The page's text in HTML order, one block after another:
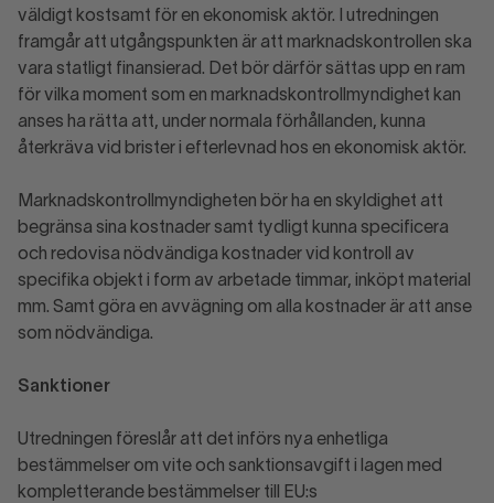
väldigt kostsamt för en ekonomisk aktör. I utredningen
framgår att utgångspunkten är att marknadskontrollen ska
vara statligt finansierad. Det bör därför sättas upp en ram
för vilka moment som en marknadskontrollmyndighet kan
anses ha rätta att, under normala förhållanden, kunna
återkräva vid brister i efterlevnad hos en ekonomisk aktör.
Marknadskontrollmyndigheten bör ha en skyldighet att
begränsa sina kostnader samt tydligt kunna specificera
och redovisa nödvändiga kostnader vid kontroll av
specifika objekt i form av arbetade timmar, inköpt material
mm. Samt göra en avvägning om alla kostnader är att anse
som nödvändiga.
Sanktioner
Utredningen föreslår att det införs nya enhetliga
bestämmelser om vite och sanktionsavgift i lagen med
kompletterande bestämmelser till EU:s